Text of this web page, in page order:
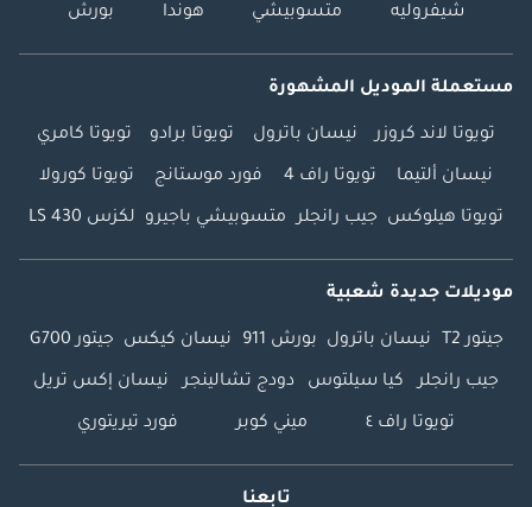
شيفروليه متسوبيشي هوندا بورش
مستعملة الموديل المشهورة
تويوتا لاند كروزر نيسان باترول تويوتا برادو تويوتا كامري
نيسان ألتيما تويوتا راف 4 فورد موستانج تويوتا كورولا
تويوتا هيلوكس جيب رانجلر متسوبيشي باجيرو لكزس LS 430
موديلات جديدة شعبية
جيتور T2 نيسان باترول بورش 911 نيسان كيكس جيتور G700
جيب رانجلر كيا سيلتوس دودج تشالينجر نيسان إكس تريل
تويوتا راف ٤ ميني كوبر فورد تيريتوري
تابعنا